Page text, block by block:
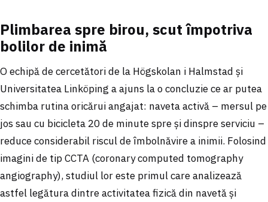
Plimbarea spre birou, scut împotriva
bolilor de inimă
O echipă de cercetători de la Högskolan i Halmstad și
Universitatea Linköping a ajuns la o concluzie ce ar putea
schimba rutina oricărui angajat: naveta activă – mersul pe
jos sau cu bicicleta 20 de minute spre și dinspre serviciu –
reduce considerabil riscul de îmbolnăvire a inimii. Folosind
imagini de tip CCTA (coronary computed tomography
angiography), studiul lor este primul care analizează
astfel legătura dintre activitatea fizică din navetă și